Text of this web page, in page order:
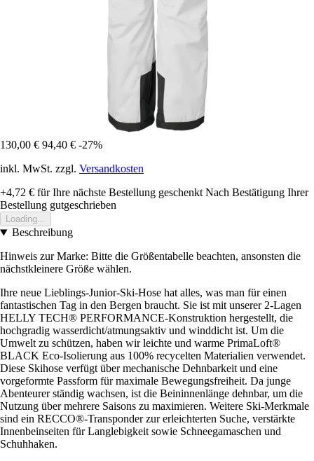
130,00 € 94,40 € -27%
inkl. MwSt. zzgl. Versandkosten
+4,72 € für Ihre nächste Bestellung geschenkt Nach Bestätigung Ihrer
Bestellung gutgeschrieben
Loading...
Beschreibung
Hinweis zur Marke: Bitte die Größentabelle beachten, ansonsten die
nächstkleinere Größe wählen.
Ihre neue Lieblings-Junior-Ski-Hose hat alles, was man für einen
fantastischen Tag in den Bergen braucht. Sie ist mit unserer 2-Lagen
HELLY TECH® PERFORMANCE-Konstruktion hergestellt, die
hochgradig wasserdicht/atmungsaktiv und winddicht ist. Um die
Umwelt zu schützen, haben wir leichte und warme PrimaLoft®
BLACK Eco-Isolierung aus 100% recycelten Materialien verwendet.
Diese Skihose verfügt über mechanische Dehnbarkeit und eine
vorgeformte Passform für maximale Bewegungsfreiheit. Da junge
Abenteurer ständig wachsen, ist die Beininnenlänge dehnbar, um die
Nutzung über mehrere Saisons zu maximieren. Weitere Ski-Merkmale
sind ein RECCO®-Transponder zur erleichterten Suche, verstärkte
Innenbeinseiten für Langlebigkeit sowie Schneegamaschen und
Schuhhaken.